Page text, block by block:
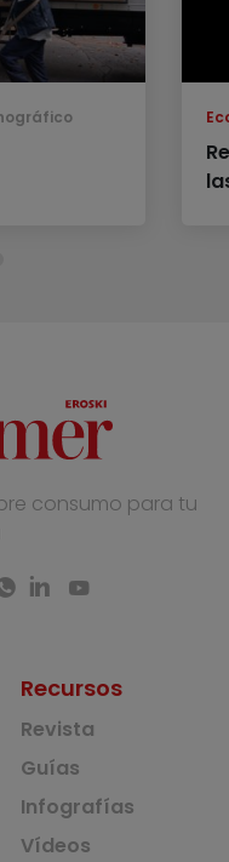
consumo para tu
Recursos
Revista
Guías
Infografías
Vídeos